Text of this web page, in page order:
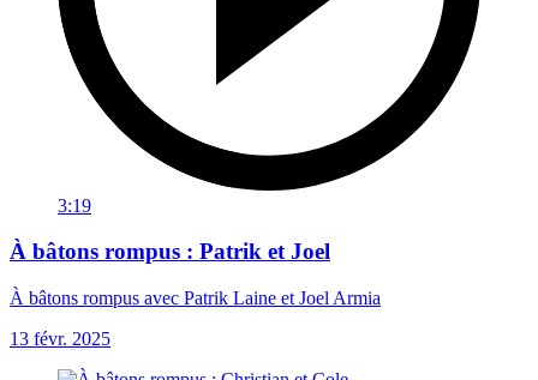
3:19
À bâtons rompus : Patrik et Joel
À bâtons rompus avec Patrik Laine et Joel Armia
13 févr. 2025